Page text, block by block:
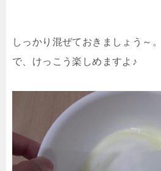
しっかり混ぜておきましょう～
で、けっこう楽しめますよ♪